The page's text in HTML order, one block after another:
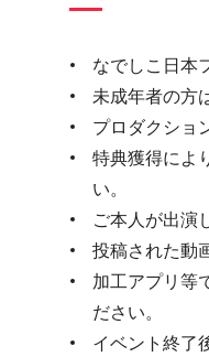
なでしこ日本
未成年者の方
プロダクショ
特典獲得によ
い。
ご本人が出演
投稿された動
加工アプリ等
ださい。
イベント終了